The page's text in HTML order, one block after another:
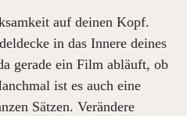
auf deinen Kopf.
in das Innere deines
gerade ein Film abläuft, ob
ist es auch eine
Sätzen. Verändere